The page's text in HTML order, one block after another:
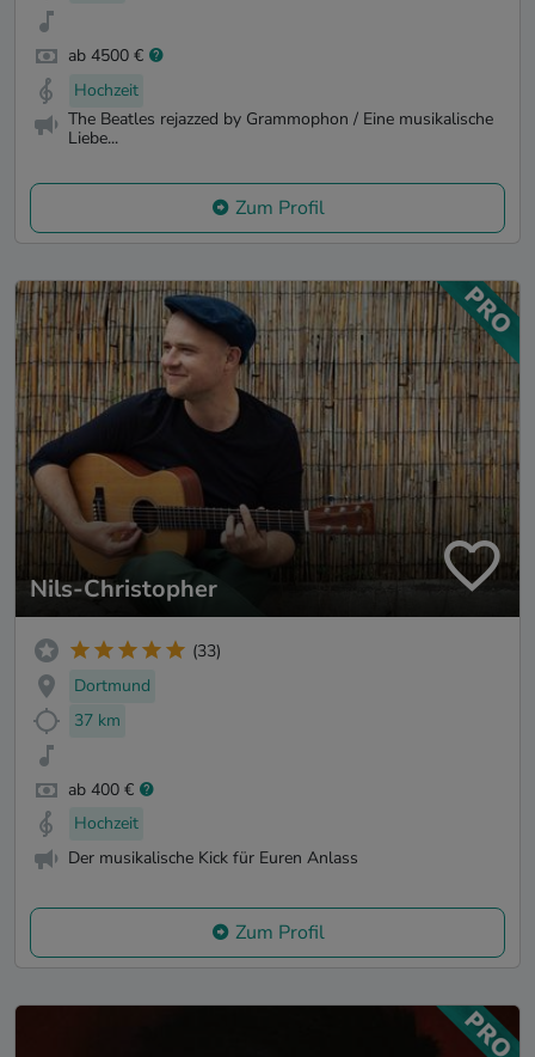
ab 4500 €
Hochzeit
The Beatles rejazzed by Grammophon / Eine musikalische
Liebe...
Zum Profil
Nils-Christopher
(33)
Dortmund
37 km
ab 400 €
Hochzeit
Der musikalische Kick für Euren Anlass
Zum Profil